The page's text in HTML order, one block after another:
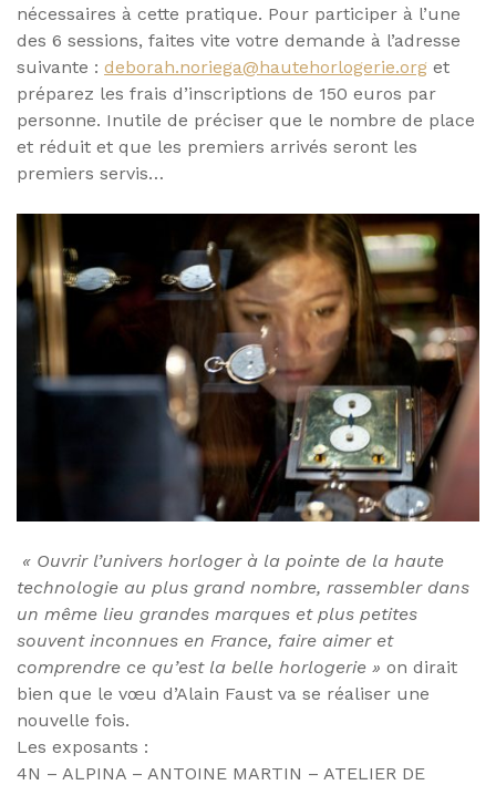
nécessaires à cette pratique. Pour participer à l’une
des 6 sessions, faites vite votre demande à l’adresse
suivante : deborah.noriega@hautehorlogerie.org et
préparez les frais d’inscriptions de 150 euros par
personne. Inutile de préciser que le nombre de place
et réduit et que les premiers arrivés seront les
premiers servis…
« Ouvrir l’univers horloger à la pointe de la haute
technologie au plus grand nombre, rassembler dans
un même lieu grandes marques et plus petites
souvent inconnues en France, faire aimer et
comprendre ce qu’est la belle horlogerie » on dirait
bien que le vœu d’Alain Faust va se réaliser une
nouvelle fois.
Les exposants :
4N – ALPINA – ANTOINE MARTIN – ATELIER DE